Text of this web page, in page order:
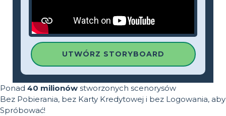
UTWÓRZ STORYBOARD
Ponad 40 milionów stworzonych scenorysów
Bez Pobierania, bez Karty Kredytowej i bez Logowania, aby
Spróbować!